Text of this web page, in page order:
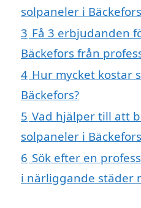
solpaneler i Bäckefors
3 Få 3 erbjudanden
Bäckefors från
4 Hur mycket kostar
Bäckefors?
5 Vad hjälper till att
solpaneler i
6 Sök efter en
i närliggande städer